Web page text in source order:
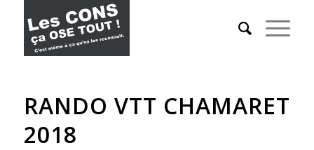
RANDO VTT CHAMARET
2018